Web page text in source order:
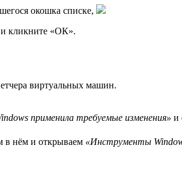
окошка списке,
и кликните «ОК».
виртуальных машин.
применила требуемые изменения» и
в нём и открываем «Инструменты